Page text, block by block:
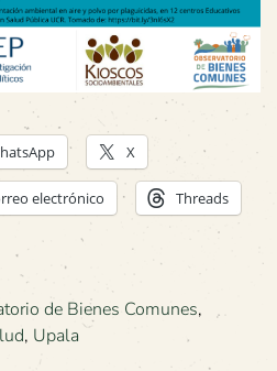
X
electrónico Threads
de Bienes Comunes,
, Upala